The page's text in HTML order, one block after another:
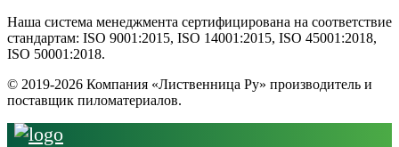
Наша система менеджмента сертифицирована на соответствие
стандартам: ISO 9001:2015, ISO 14001:2015, ISO 45001:2018,
ISO 50001:2018.
© 2019-2026 Компания «Лиственница Ру» производитель и
поставщик пиломатериалов.